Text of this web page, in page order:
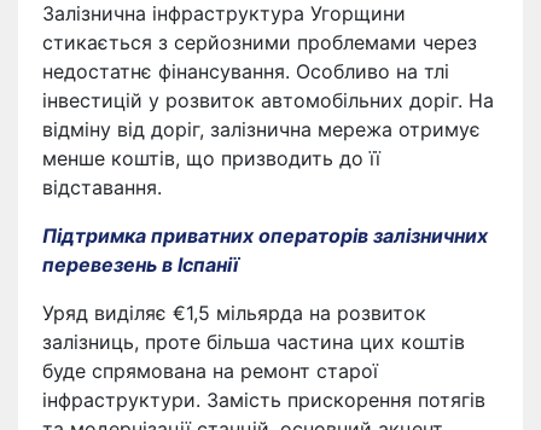
Залізнична інфраструктура Угорщини
стикається з серйозними проблемами через
недостатнє фінансування. Особливо на тлі
інвестицій у розвиток автомобільних доріг. На
відміну від доріг, залізнична мережа отримує
менше коштів, що призводить до її
відставання.
Підтримка приватних операторів залізничних
перевезень в Іспанії
Уряд виділяє €1,5 мільярда на розвиток
залізниць, проте більша частина цих коштів
буде спрямована на ремонт старої
інфраструктури. Замість прискорення потягів